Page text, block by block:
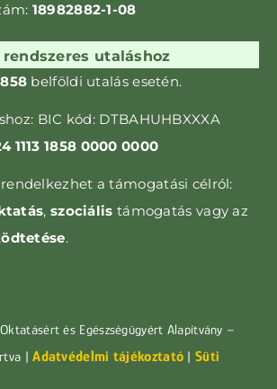
18982882-1-08
rendszeres utaláshoz
belföldi utalás esetén.
BIC kód: DTBAHUHBXXXA
1113 1858 0000 0000
a támogatási célról:
, szociális támogatás vagy az
.
és Egészségügyért Alapítvány –
|Adatvédelmi tájékoztató |Süti